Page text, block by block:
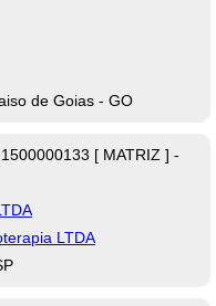
de Goias - GO
[ MATRIZ ] -
LTDA